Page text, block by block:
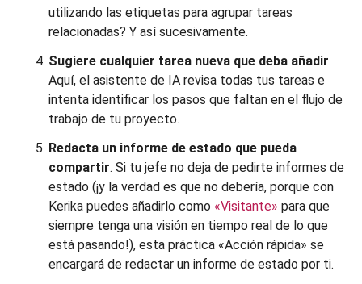
utilizando las etiquetas para agrupar tareas
relacionadas? Y así sucesivamente.
Sugiere cualquier tarea nueva que deba añadir.
Aquí, el asistente de IA revisa todas tus tareas e
intenta identificar los pasos que faltan en el flujo de
trabajo de tu proyecto.
Redacta un informe de estado que pueda
compartir. Si tu jefe no deja de pedirte informes de
estado (¡y la verdad es que no debería, porque con
Kerika puedes añadirlo como «Visitante» para que
siempre tenga una visión en tiempo real de lo que
está pasando!), esta práctica «Acción rápida» se
encargará de redactar un informe de estado por ti.